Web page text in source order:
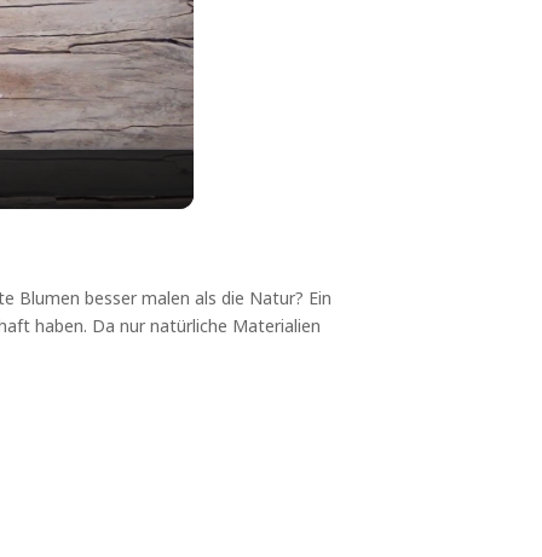
Blumen besser malen als die Natur? Ein
haben. Da nur natürliche Materialien